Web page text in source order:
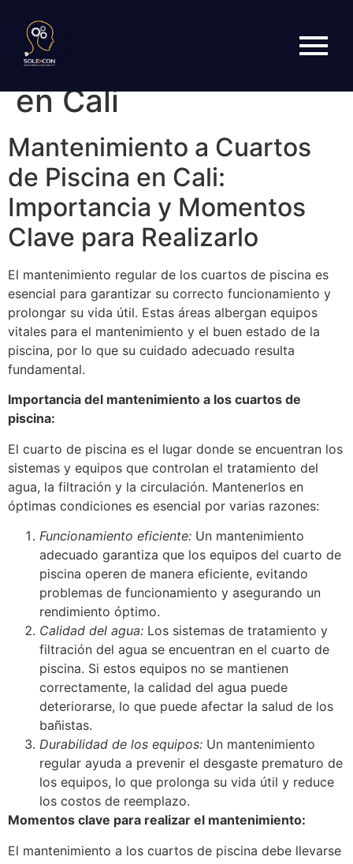
Mantenimiento a
cuartos de piscina
en Cali
Mantenimiento a Cuartos
de Piscina en Cali:
Importancia y Momentos
Clave para Realizarlo
El mantenimiento regular de los cuartos de piscina es
esencial para garantizar su correcto funcionamiento y
prolongar su vida útil. Estas áreas albergan equipos
vitales para el mantenimiento y el buen estado de la
piscina, por lo que su cuidado adecuado resulta
fundamental.
Importancia del mantenimiento a los cuartos de
piscina:
El cuarto de piscina es el lugar donde se encuentran los
sistemas y equipos que controlan el tratamiento del
agua, la filtración y la circulación. Mantenerlos en
óptimas condiciones es esencial por varias razones:
Funcionamiento eficiente: Un mantenimiento
adecuado garantiza que los equipos del cuarto de
piscina operen de manera eficiente, evitando
problemas de funcionamiento y asegurando un
rendimiento óptimo.
Calidad del agua: Los sistemas de tratamiento y
filtración del agua se encuentran en el cuarto de
piscina. Si estos equipos no se mantienen
correctamente, la calidad del agua puede
deteriorarse, lo que puede afectar la salud de los
bañistas.
Durabilidad de los equipos: Un mantenimiento
regular ayuda a prevenir el desgaste prematuro de
los equipos, lo que prolonga su vida útil y reduce
los costos de reemplazo.
Momentos clave para realizar el mantenimiento:
El mantenimiento a los cuartos de piscina debe llevarse